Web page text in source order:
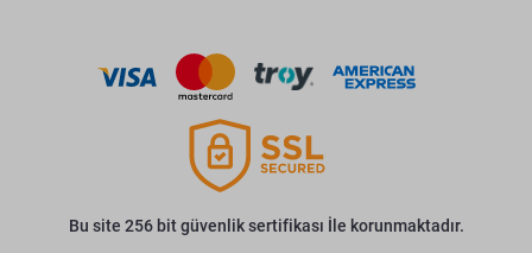
Bu site 256 bit güvenlik sertifikası İle korunmaktadır.